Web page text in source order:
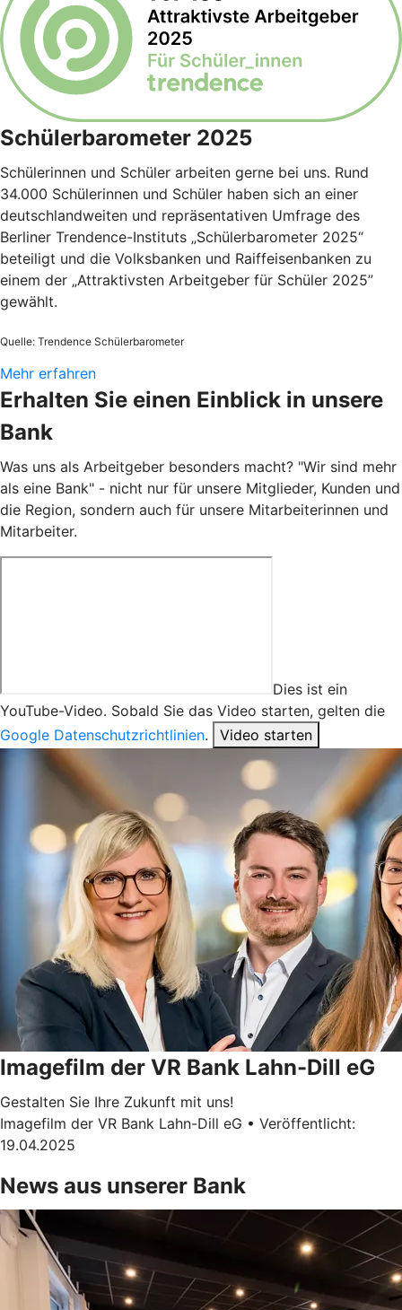
Schülerbarometer 2025
Schülerinnen und Schüler arbeiten gerne bei uns. Rund
34.000 Schülerinnen und Schüler haben sich an einer
deutschlandweiten und repräsentativen Umfrage des
Berliner Trendence-Instituts „Schülerbarometer 2025“
beteiligt und die Volksbanken und Raiffeisenbanken zu
einem der „Attraktivsten Arbeitgeber für Schüler 2025”
gewählt.
Quelle: Trendence Schülerbarometer
Mehr erfahren
Erhalten Sie einen Einblick in unsere
Bank
Was uns als Arbeitgeber besonders macht? "Wir sind mehr
als eine Bank" - nicht nur für unsere Mitglieder, Kunden und
die Region, sondern auch für unsere Mitarbeiterinnen und
Mitarbeiter.
Dies ist ein
YouTube-Video. Sobald Sie das Video starten, gelten die
Google Datenschutzrichtlinien. Video starten
Imagefilm der VR Bank Lahn-Dill eG
Gestalten Sie Ihre Zukunft mit uns!
Imagefilm der VR Bank Lahn-Dill eG • Veröffentlicht:
19.04.2025
News aus unserer Bank